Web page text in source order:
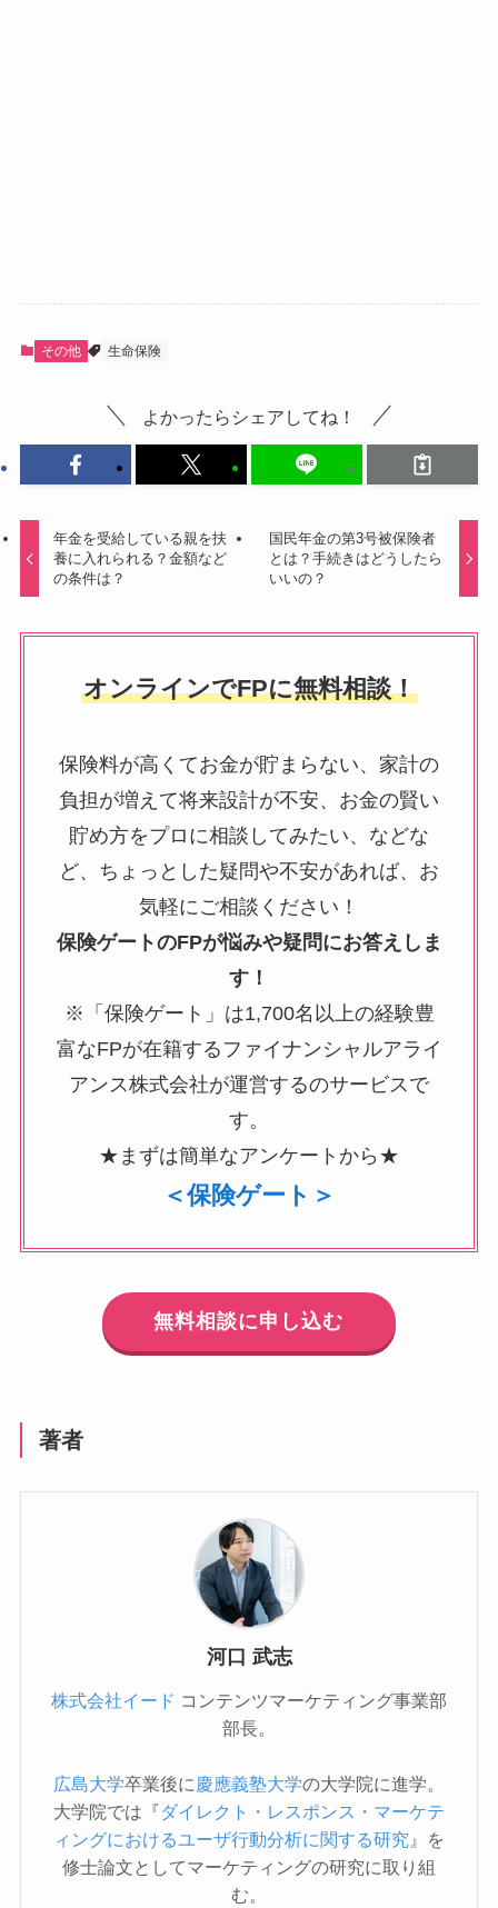
その他 生命保険
よかったらシェアしてね！
年金を受給している親を扶
養に入れられる？金額など
の条件は？
国民年金の第3号被保険者
とは？手続きはどうしたら
いいの？
オンラインでFPに無料相談！
保険料が高くてお金が貯まらない、家計の
負担が増えて将来設計が不安、お金の賢い
貯め方をプロに相談してみたい、などな
ど、ちょっとした疑問や不安があれば、お
気軽にご相談ください！
保険ゲートのFPが悩みや疑問にお答えしま
す！
※「保険ゲート」は1,700名以上の経験豊
富なFPが在籍するファイナンシャルアライ
アンス株式会社が運営するのサービスで
す。
★まずは簡単なアンケートから★
＜保険ゲート＞
無料相談に申し込む
著者
河口 武志
株式会社イード コンテンツマーケティング事業部
部長。
広島大学卒業後に 慶應義塾大学の大学院に進学。
大学院では『ダイレクト・レスポンス・マーケテ
ィングにおけるユーザ行動分析に関する研究 』を
修士論文としてマーケティングの研究に取り組
む。